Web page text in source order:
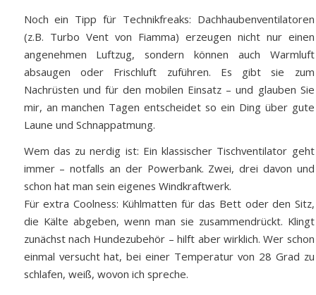
Noch ein Tipp für Technikfreaks: Dachhaubenventilatoren
(z.B. Turbo Vent von Fiamma) erzeugen nicht nur einen
angenehmen Luftzug, sondern können auch Warmluft
absaugen oder Frischluft zuführen. Es gibt sie zum
Nachrüsten und für den mobilen Einsatz – und glauben Sie
mir, an manchen Tagen entscheidet so ein Ding über gute
Laune und Schnappatmung.
Wem das zu nerdig ist: Ein klassischer Tischventilator geht
immer – notfalls an der Powerbank. Zwei, drei davon und
schon hat man sein eigenes Windkraftwerk.
Für extra Coolness: Kühlmatten für das Bett oder den Sitz,
die Kälte abgeben, wenn man sie zusammendrückt. Klingt
zunächst nach Hundezubehör – hilft aber wirklich. Wer schon
einmal versucht hat, bei einer Temperatur von 28 Grad zu
schlafen, weiß, wovon ich spreche.